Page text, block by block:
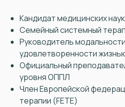
Кандидат медицинских
Семейный системный
Руководитель
удовлетворенности
Официальный
уровня ОППЛ
Член Европейской
терапии (FETE)